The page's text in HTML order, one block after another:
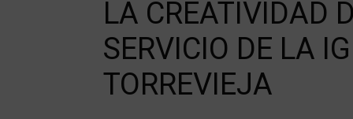
LA CREATIVIDAD
SERVICIO DE LA
TORREVIEJA